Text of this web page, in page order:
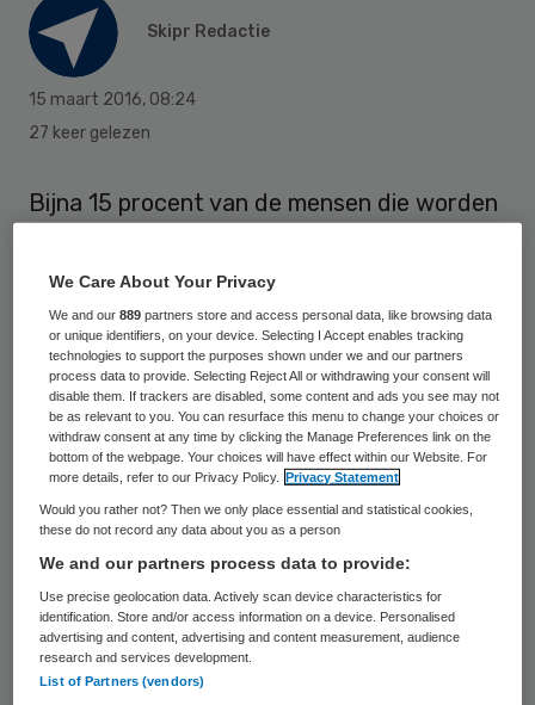
Skipr Redactie
15 maart 2016, 08:24
27 keer gelezen
Bijna 15 procent van de mensen die worden
bij binnenkomst al ondervoed. Onderzoek
onder ruim een half miljoen patiënten door
onder meer de Stuurgroep Ondervoeding,
de Nederlandse Vereniging van Diëtisten
(NVD) en VUmc, afdeling Diëtetiek &
Voedingswetenschappen, heeft dat
uitgewezen.
verschillende ziekenhuisafdelingen. Het
percentage ondervoede patiënten varieert
per medisch specialisme van 2 tot 38
procent. Bij specialismen als geriatrie,
We Care About Your Privacy
We and our889 partners store and access personal data, like browsing data
or unique identifiers, on your device. Selecting I Accept enables tracking
technologies to support the purposes shown under we and our partners
process data to provide. Selecting Reject All or withdrawing your consent will
disable them. If trackers are disabled, some content and ads you see may not
be as relevant to you. You can resurface this menu to change your choices or
withdraw consent at any time by clicking the Manage Preferences link on the
bottom of the webpage. Your choices will have effect within our Website. For
more details, refer to our Privacy Policy.
Privacy Statement
Would you rather not? Then we only place essential and statistical cookies,
these do not record any data about you as a person
We and our partners process data to provide:
Use precise geolocation data. Actively scan device characteristics for
identification. Store and/or access information on a device. Personalised
advertising and content, advertising and content measurement, audience
research and services development.
List of Partners (vendors)